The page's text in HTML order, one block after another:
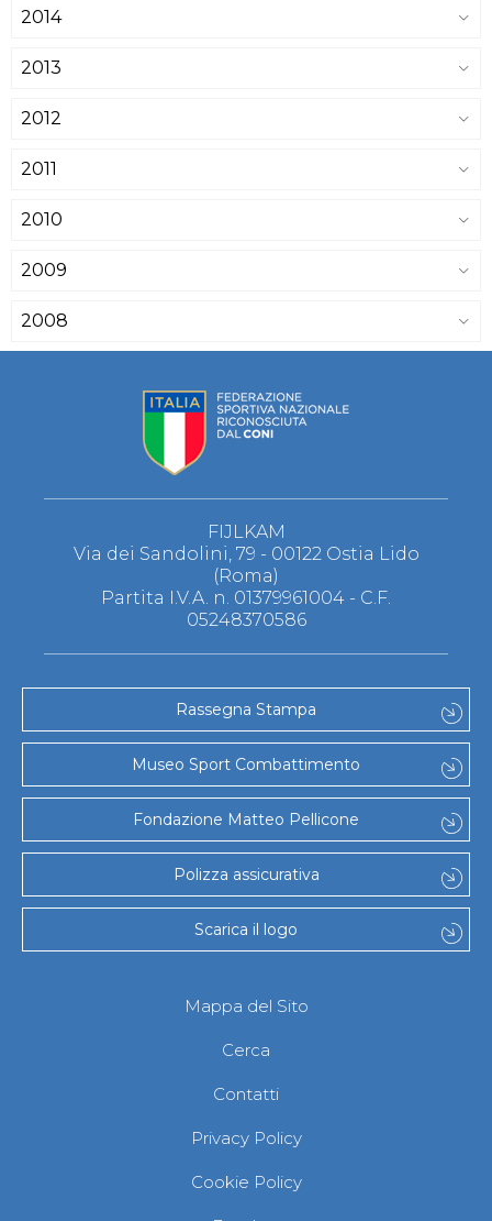
2014
2013
2012
2011
2010
2009
2008
FIJLKAM
Via dei Sandolini, 79 - 00122 Ostia Lido
(Roma)
Partita I.V.A. n. 01379961004 - C.F.
05248370586
Rassegna Stampa
Museo Sport Combattimento
Fondazione Matteo Pellicone
Polizza assicurativa
Scarica il logo
Mappa del Sito
Cerca
Contatti
Privacy Policy
Cookie Policy